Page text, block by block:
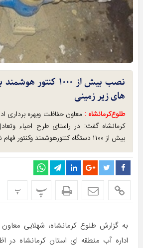
نصب بیش از ۱۰۰۰
های زیر زمینی
طلوع‌‌کرمانشاه : معاون حفاظت وبهره برداری
کرمانشاه گفت: در راستای طرح احیاء
بیش از ۱۱۰۰ دستگاه کنتورهوشمند وکنتور فهام نصب شده است.
پ پ
به گزارش طلوع کرمانشاه، شهلایی
اداره آب منطقه ای استان کرمانشاه در